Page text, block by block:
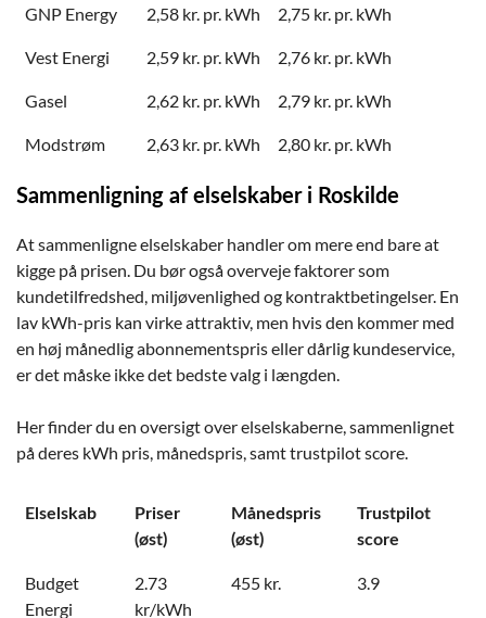
GNP Energy 2,58 kr. pr. kWh 2,75 kr. pr. kWh
Vest Energi 2,59 kr. pr. kWh 2,76 kr. pr. kWh
Gasel 2,62 kr. pr. kWh 2,79 kr. pr. kWh
Modstrøm 2,63 kr. pr. kWh 2,80 kr. pr. kWh
Sammenligning af elselskaber i Roskilde
At sammenligne elselskaber handler om mere end bare at
kigge på prisen. Du bør også overveje faktorer som
kundetilfredshed, miljøvenlighed og kontraktbetingelser. En
lav kWh-pris kan virke attraktiv, men hvis den kommer med
en høj månedlig abonnementspris eller dårlig kundeservice,
er det måske ikke det bedste valg i længden.
Her finder du en oversigt over elselskaberne, sammenlignet
på deres kWh pris, månedspris, samt trustpilot score.
Elselskab
Priser
(øst)
Månedspris
(øst)
Trustpilot
score
Budget
Energi
2.73
kr/kWh
455 kr. 3.9